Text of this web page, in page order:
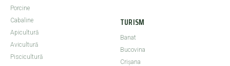
Porcine
Cabaline
Apicultură
Avicultură
Piscicultură
TURISM
Banat
Bucovina
Crişana